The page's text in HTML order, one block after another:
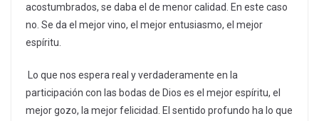
acostumbrados, se daba el de menor calidad. En este caso
no. Se da el mejor vino, el mejor entusiasmo, el mejor
espíritu.
Lo que nos espera real y verdaderamente en la
participación con las bodas de Dios es el mejor espíritu, el
mejor gozo, la mejor felicidad. El sentido profundo ha lo que